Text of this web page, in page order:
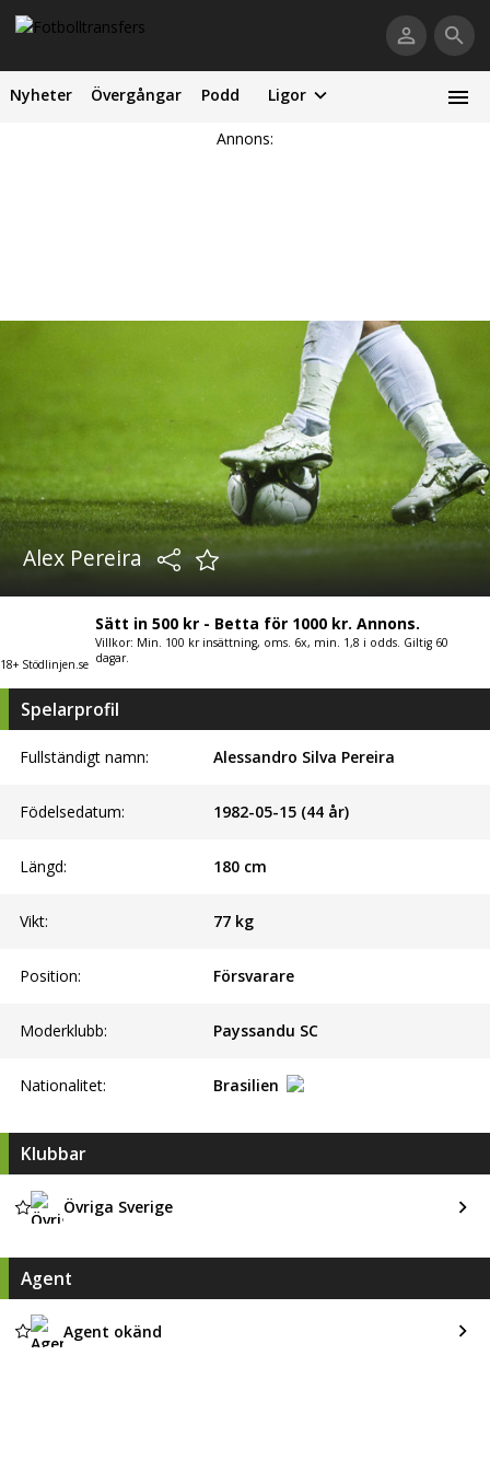
Nyheter Övergångar Podd Ligor
Annons:
Alex Pereira
18+ Stödlinjen.se
Sätt in 500 kr - Betta för 1000 kr. Annons.
Villkor: Min. 100 kr insättning, oms. 6x, min. 1,8 i odds. Giltig 60
dagar.
Spelarprofil
Fullständigt namn: Alessandro Silva Pereira
Födelsedatum: 1982-05-15 (44 år)
Längd: 180cm
Vikt: 77kg
Position: Försvarare
Moderklubb: Payssandu SC
Nationalitet: Brasilien
Klubbar
Övriga Sverige
Agent
Agent okänd